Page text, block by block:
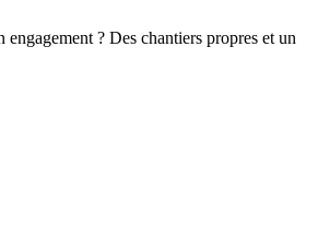
? Des chantiers propres et un